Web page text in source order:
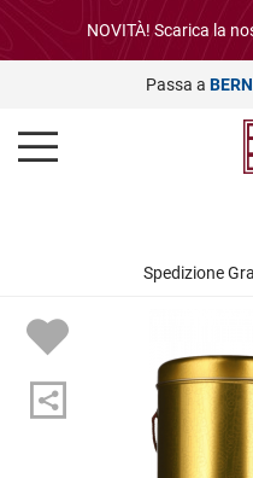
NOVITÀ! Scarica la
Passa a
Spedizione